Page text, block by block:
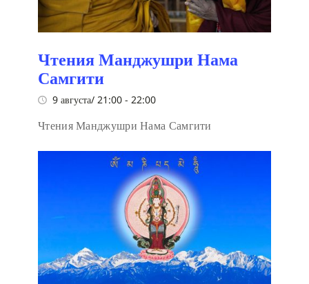
Чтения Манджушри Нама
Самгити
9 августа/ 21:00 - 22:00
Чтения Манджушри Нама Самгити